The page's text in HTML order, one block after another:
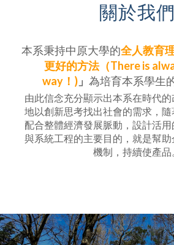
關於我們
本系秉持中原大學的全人教育
更好的方法（There is
way！)」 為培育本系學生
由此信念充分顯示出本系在時代
地以創新思考找出社會的需求，
配合整體經濟發展脈動，設計活
與系統工程的主要目的，就是幫
機制，持續使產品